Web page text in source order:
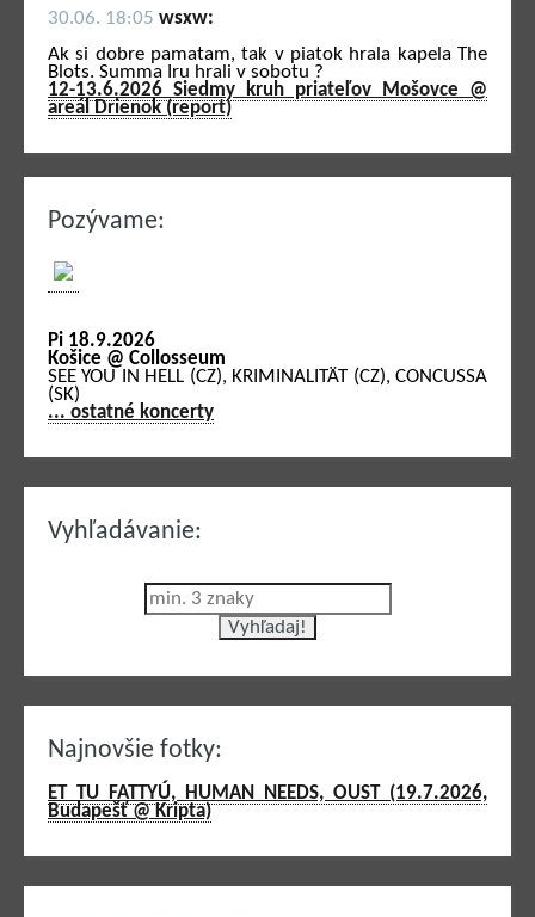
30.06. 18:05 wsxw:
Ak si dobre pamatam, tak v piatok hrala kapela The
Blots. Summa Iru hrali v sobotu ?
12-13.6.2026 Siedmy kruh priateľov Mošovce @
areál Drienok (report)
Pozývame:
Pi 18.9.2026
Košice @ Collosseum
SEE YOU IN HELL (CZ), KRIMINALITÄT (CZ), CONCUSSA
(SK)
... ostatné koncerty
Vyhľadávanie:
Najnovšie fotky:
ET TU FATTYÚ, HUMAN NEEDS, OUST (19.7.2026,
Budapešť @ Kripta)